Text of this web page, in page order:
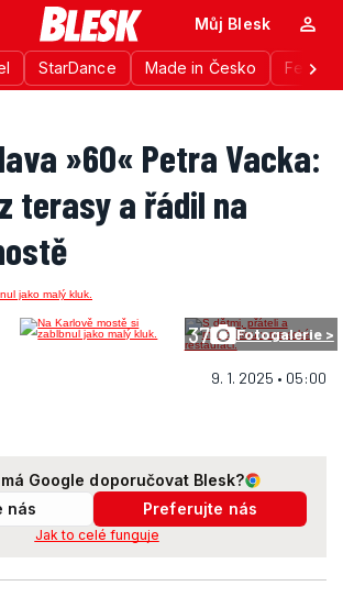
StarDance Made in Česko
Můj Blesk
»60« Petra Vacka:
terasy a řádil na
37 Fotogalerie >
9. 1. 2025 • 05:00
Google doporučovat Blesk?
nás
Preferujte nás
Jak to celé funguje